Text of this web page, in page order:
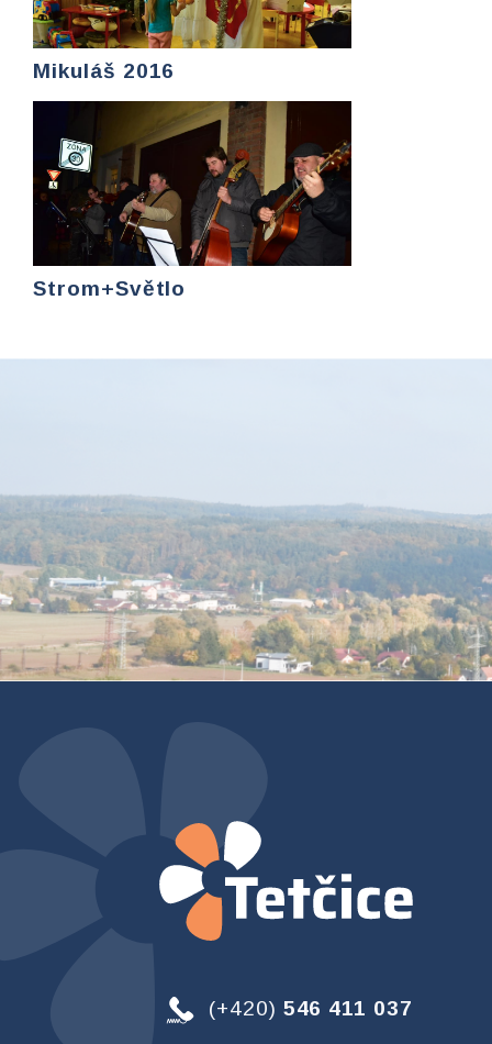
Mikuláš 2016
Strom+Světlo
(+420) 546 411 037